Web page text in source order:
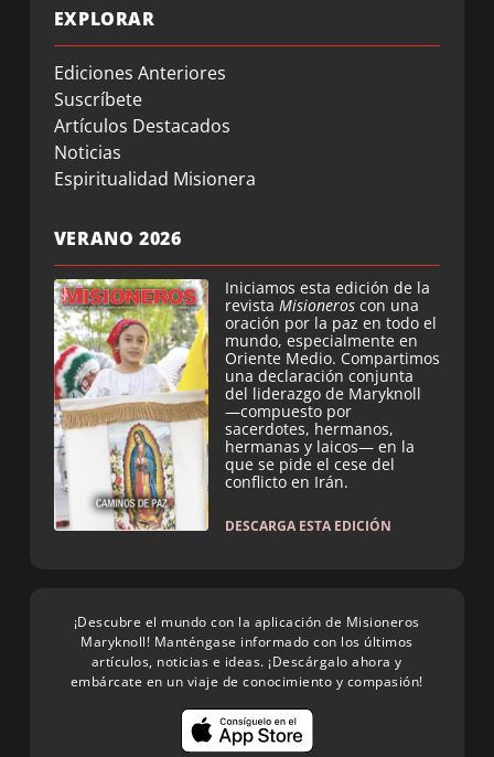
EXPLORAR
Ediciones Anteriores
Suscríbete
Artículos Destacados
Noticias
Espiritualidad Misionera
VERANO 2026
Iniciamos esta edición de la
revista Misioneros con una
oración por la paz en todo el
mundo, especialmente en
Oriente Medio. Compartimos
una declaración conjunta
del liderazgo de Maryknoll
—compuesto por
sacerdotes, hermanos,
hermanas y laicos— en la
que se pide el cese del
conflicto en Irán.
DESCARGA ESTA EDICIÓN
¡Descubre el mundo con la aplicación de Misioneros
Maryknoll! Manténgase informado con los últimos
artículos, noticias e ideas. ¡Descárgalo ahora y
embárcate en un viaje de conocimiento y compasión!